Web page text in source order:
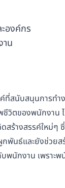
องค์กร
าน
ที่สนับสนุนการทำ
ตของพนักงาน
ร้างสรรค์ใหม่ๆ
กพันธ์และยังช่ว
พนักงาน เพราะ